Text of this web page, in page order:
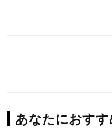
あなたにおす